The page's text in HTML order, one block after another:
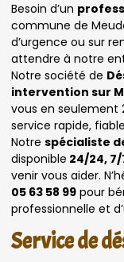
Besoin d’un
commune de
d’urgence ou sur
attendre à notre
Notre société de
intervention sur
vous en seulement
service rapide,
Notre spécialiste
disponible 24/24,
venir vous aider.
05 63 58 99 pour
professionnelle et
Service de